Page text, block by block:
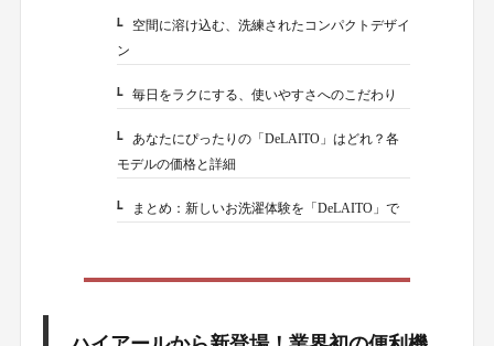
1-3.空間に溶け込む、洗練されたコンパクトデザイ
ン
1-4.毎日をラクにする、使いやすさへのこだわり
1-5.あなたにぴったりの「DeLAITO」はどれ？各
モデルの価格と詳細
1-6.まとめ：新しいお洗濯体験を「DeLAITO」で